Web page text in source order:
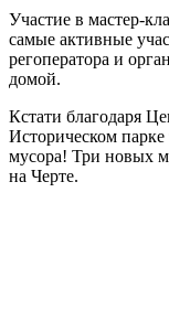
Участие в мастер-
самые активные
регоператора и
домой.
Кстати благодаря
Историческом парке
мусора! Три новых
на Черте.